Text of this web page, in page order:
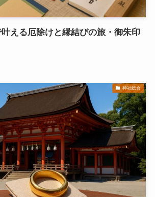
える厄除けと縁結びの旅・御朱印
神社総合